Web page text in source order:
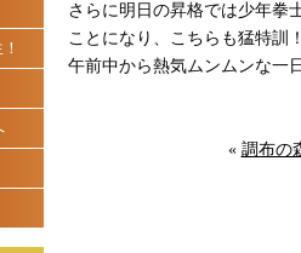
さらに明日の昇格では少年拳
ことになり、こちらも猛特訓！
午前中から熱気ムンムンな一
« 調布の